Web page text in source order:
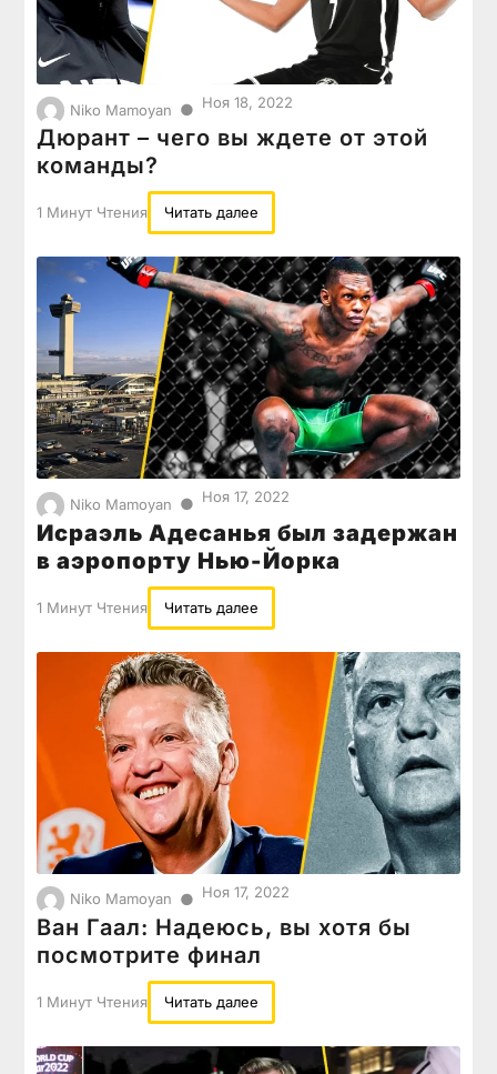
Niko Mamoyan ● Ноя 18, 2022
Дюрант – чего вы ждете от этой
команды?
1 Минут Чтения Читать далее
Niko Mamoyan ● Ноя 17, 2022
Исраэль Адесанья был задержан
в аэропорту Нью-Йорка
1 Минут Чтения Читать далее
Niko Mamoyan ● Ноя 17, 2022
Ван Гаал: Надеюсь, вы хотя бы
посмотрите финал
1 Минут Чтения Читать далее